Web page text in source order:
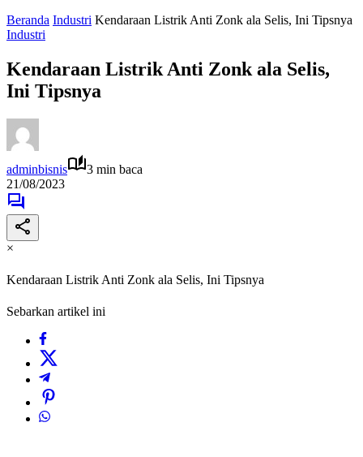
Beranda Industri Kendaraan Listrik Anti Zonk ala Selis, Ini Tipsnya
Industri
Kendaraan Listrik Anti Zonk ala Selis,
Ini Tipsnya
adminbisnis
3 min baca
21/08/2023
×
Kendaraan Listrik Anti Zonk ala Selis, Ini Tipsnya
Sebarkan artikel ini